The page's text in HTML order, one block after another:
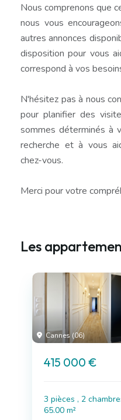
Nous comprenons que
nous vous
autres annonces
disposition pour vous
correspond à vos
N'hésitez pas à nous
pour planifier des
sommes déterminés à
recherche et à vous
chez-vous.
Merci pour votre
Les
Cannes (06)
415 000 €
3 pièces , 2
65.00 m²